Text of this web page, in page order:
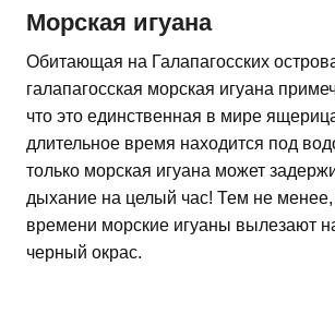
Морская игуана
Обитающая на Галапагосских
галапагосская морская игуана
что это единственная в мире
длительное время находится под
только морская игуана может
дыхание на целый час! Тем не
времени морские игуаны вылезают
черный окрас.